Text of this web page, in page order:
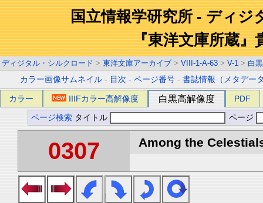
国立情報学研究所 - ディジ
『東洋文庫所蔵』
ディジタル・シルクロード > 東洋文庫アーカイブ > VIII-1-A-63 > V-1 > 白
カラー画像サムネイル - 目次 -ページ番号 -書誌情報（メタデー
カラー IIIFカラー高解像度 白黒高解像度 PDF
ページ検索 タイトル ページ
0307 Among the